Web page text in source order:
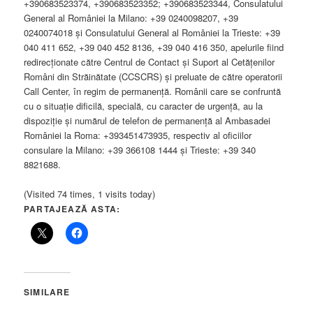
+390683523374, +390683523352; +390683523344, Consulatului
General al României la Milano: +39 0240098207, +39
0240074018 și Consulatului General al României la Trieste: +39
040 411 652, +39 040 452 8136, +39 040 416 350, apelurile fiind
redirecționate către Centrul de Contact și Suport al Cetățenilor
Români din Străinătate (CCSCRS) și preluate de către operatorii
Call Center, în regim de permanență. Românii care se confruntă
cu o situație dificilă, specială, cu caracter de urgență, au la
dispoziție și numărul de telefon de permanență al Ambasadei
României la Roma: +393451473935, respectiv al oficiilor
consulare la Milano: +39 366108 1444 și Trieste: +39 340
8821688.
(Visited 74 times, 1 visits today)
PARTAJEAZĂ ASTA:
SIMILARE